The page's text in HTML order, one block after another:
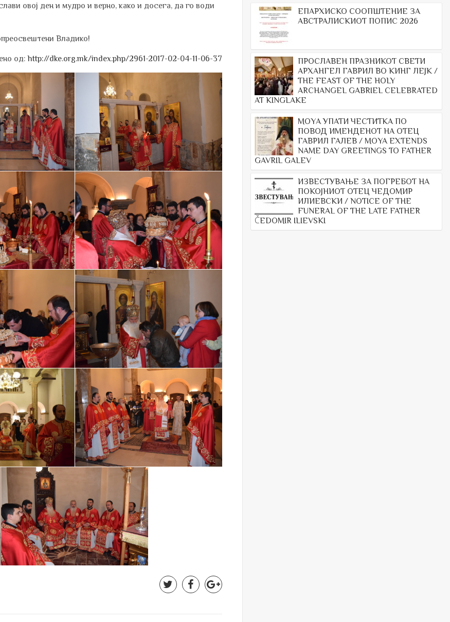
овој ден и мудро и верно, како и досега, да го води
Владико!
од:http://dke.org.mk/index.php/2961-2017-02-04-11-06-37
ЕПАРХИСКО СООПШТЕНИЕ ЗА
АВСТРАЛИСКИОТ ПОПИС 2026
ПРОСЛАВЕН ПРАЗНИКОТ СВЕТИ
АРХАНГЕЛ ГАВРИЛ ВО КИНГ ЛЕЈК /
THE FEAST OF THE HOLY
ARCHANGEL GABRIEL CELEBRATED
AT KINGLAKE
МОYА УПАТИ ЧЕСТИТКА ПО
ПОВОД ИМЕНДЕНОТ НА ОТЕЦ
ГАВРИЛ ГАЛЕВ / MOYA EXTENDS
NAME DAY GREETINGS TO FATHER
GAVRIL GALEV
ИЗВЕСТУВАЊЕ ЗА ПОГРЕБОТ НА
ПОКОЈНИОТ ОТЕЦ ЧЕДОМИР
ИЛИЕВСКИ / NOTICE OF THE
FUNERAL OF THE LATE FATHER
ČEDOMIR ILIEVSKI